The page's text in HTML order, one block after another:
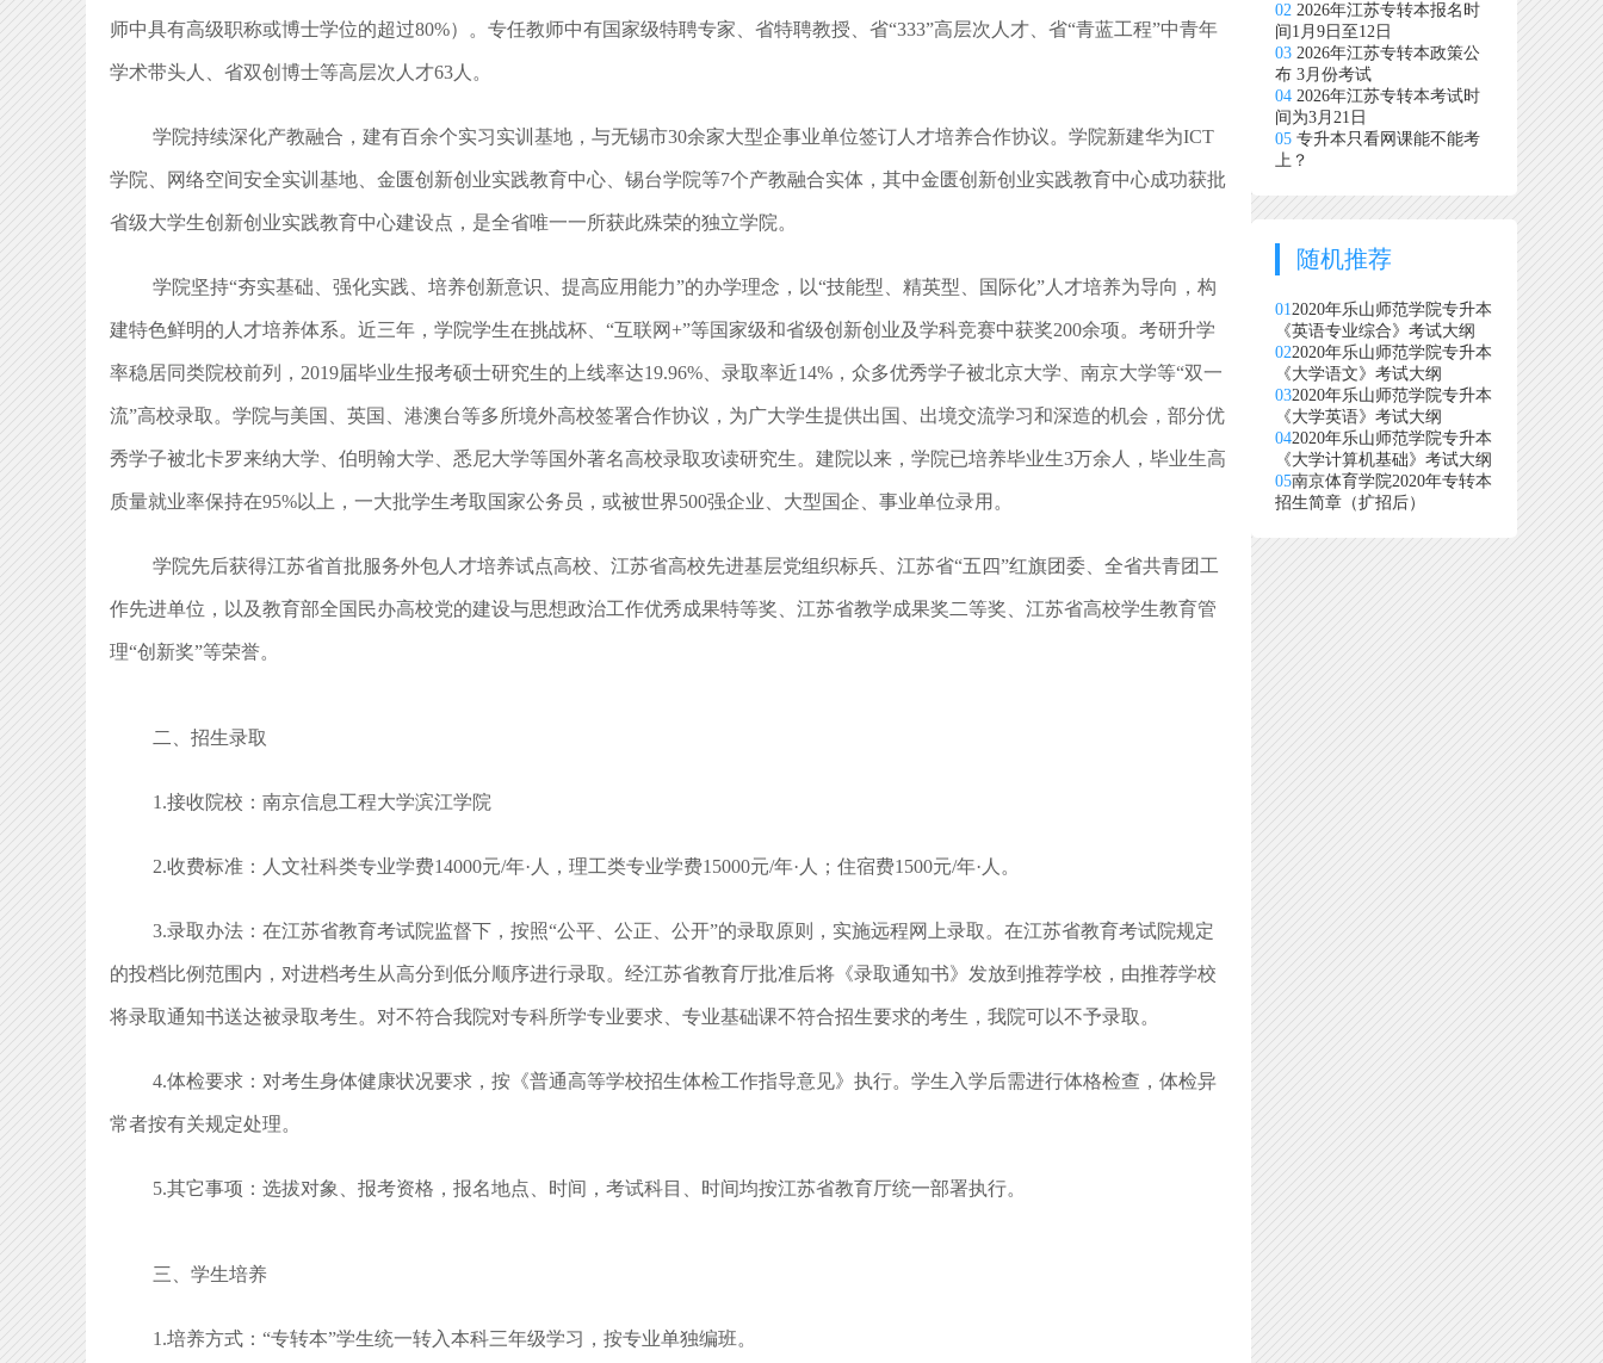
师中具有高级职称或博士学位的超过80%）。专任教师中有国家级特聘专家、省特聘教授、省“333”高层次人才、省“青蓝工程”中青年
学术带头人、省双创博士等高层次人才63人。
学院持续深化产教融合，建有百余个实习实训基地，与无锡市30余家大型企事业单位签订人才培养合作协议。学院新建华为ICT
学院、网络空间安全实训基地、金匮创新创业实践教育中心、锡台学院等7个产教融合实体，其中金匮创新创业实践教育中心成功获批
省级大学生创新创业实践教育中心建设点，是全省唯一一所获此殊荣的独立学院。
学院坚持“夯实基础、强化实践、培养创新意识、提高应用能力”的办学理念，以“技能型、精英型、国际化”人才培养为导向，构
建特色鲜明的人才培养体系。近三年，学院学生在挑战杯、“互联网+”等国家级和省级创新创业及学科竞赛中获奖200余项。考研升学
率稳居同类院校前列，2019届毕业生报考硕士研究生的上线率达19.96%、录取率近14%，众多优秀学子被北京大学、南京大学等“双一
流”高校录取。学院与美国、英国、港澳台等多所境外高校签署合作协议，为广大学生提供出国、出境交流学习和深造的机会，部分优
秀学子被北卡罗来纳大学、伯明翰大学、悉尼大学等国外著名高校录取攻读研究生。建院以来，学院已培养毕业生3万余人，毕业生高
质量就业率保持在95%以上，一大批学生考取国家公务员，或被世界500强企业、大型国企、事业单位录用。
学院先后获得江苏省首批服务外包人才培养试点高校、江苏省高校先进基层党组织标兵、江苏省“五四”红旗团委、全省共青团工
作先进单位，以及教育部全国民办高校党的建设与思想政治工作优秀成果特等奖、江苏省教学成果奖二等奖、江苏省高校学生教育管
理“创新奖”等荣誉。
二、招生录取
1.接收院校：南京信息工程大学滨江学院
2.收费标准：人文社科类专业学费14000元/年·人，理工类专业学费15000元/年·人；住宿费1500元/年·人。
3.录取办法：在江苏省教育考试院监督下，按照“公平、公正、公开”的录取原则，实施远程网上录取。在江苏省教育考试院规定
的投档比例范围内，对进档考生从高分到低分顺序进行录取。经江苏省教育厅批准后将《录取通知书》发放到推荐学校，由推荐学校
将录取通知书送达被录取考生。对不符合我院对专科所学专业要求、专业基础课不符合招生要求的考生，我院可以不予录取。
4.体检要求：对考生身体健康状况要求，按《普通高等学校招生体检工作指导意见》执行。学生入学后需进行体格检查，体检异
常者按有关规定处理。
5.其它事项：选拔对象、报考资格，报名地点、时间，考试科目、时间均按江苏省教育厅统一部署执行。
三、学生培养
1.培养方式：“专转本”学生统一转入本科三年级学习，按专业单独编班。
02 2026年江苏专转本报名时
间1月9日至12日
03 2026年江苏专转本政策公
布 3月份考试
04 2026年江苏专转本考试时
间为3月21日
05 专升本只看网课能不能考
上？
随机推荐
012020年乐山师范学院专升本
《英语专业综合》考试大纲
022020年乐山师范学院专升本
《大学语文》考试大纲
032020年乐山师范学院专升本
《大学英语》考试大纲
042020年乐山师范学院专升本
《大学计算机基础》考试大纲
05南京体育学院2020年专转本
招生简章（扩招后）